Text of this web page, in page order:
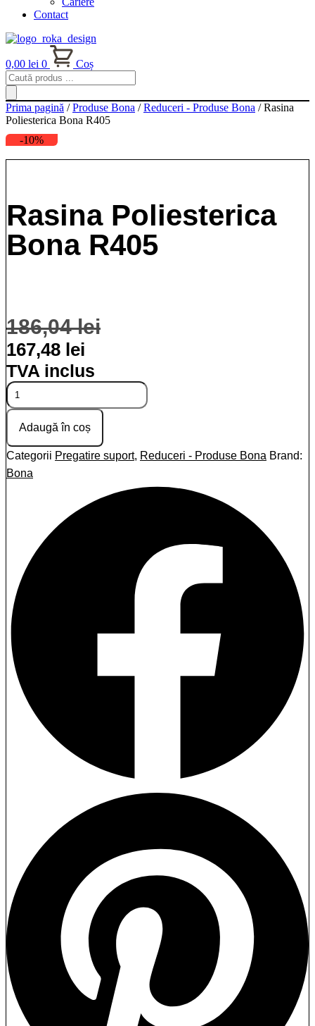
Contact
0,00 lei 0
Coș
Products
search
Prima pagină /Produse Bona /Reduceri - Produse Bona / Rasina
Poliesterica Bona R405
-10%
Rasina Poliesterica
Bona R405
186,04lei
Prețul
inițial
a
fost:
186,04 lei.
167,48 lei
Prețul
curent
este:
167,48 lei.
TVA inclus
Cantitate
Rasina
Poliesterica
Bona
Adaugă în coș
Categorii Pregatire suport, Reduceri - Produse Bona Brand:
Bona